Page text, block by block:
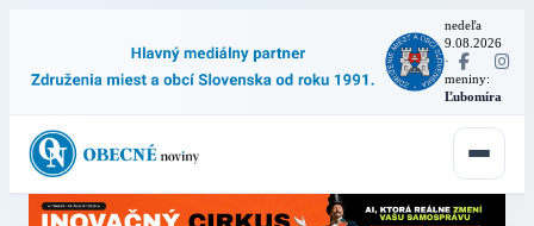
nedeľa
9.08.2026
·
meniny:
Ľubomíra